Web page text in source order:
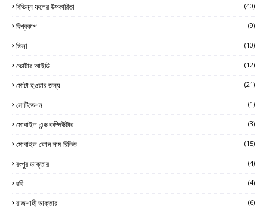
বিভিন্ন ফলের উপকারিতা (40)
বিশ্বকাপ (9)
ভিসা (10)
ভোটার আইডি (12)
মোটা হওয়ার জন্য (21)
মোটিভেশন (1)
মোবাইল এন্ড কম্পিউটার (3)
মোবাইল ফোন দাম রিভিউ (15)
রংপুর ডাক্তার (4)
রবি (4)
রাজশাহী ডাক্তার (6)